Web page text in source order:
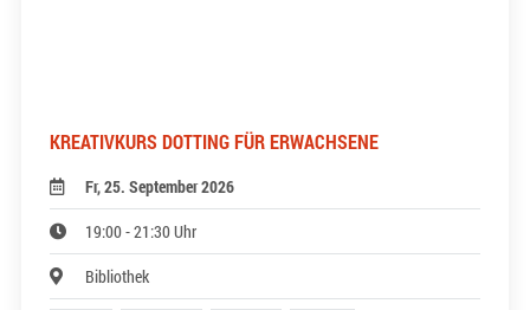
KREATIVKURS DOTTING FÜR ERWACHSENE
Fr, 25. September 2026
19:00 - 21:30 Uhr
Bibliothek